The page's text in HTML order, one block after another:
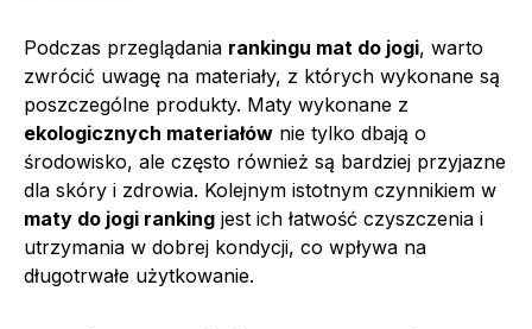
Podczas przeglądania rankingu mat do jogi, warto
zwrócić uwagę na materiały, z których wykonane są
poszczególne produkty. Maty wykonane z
ekologicznych materiałów nie tylko dbają o
środowisko, ale często również są bardziej przyjazne
dla skóry i zdrowia. Kolejnym istotnym czynnikiem w
maty do jogi ranking jest ich łatwość czyszczenia i
utrzymania w dobrej kondycji, co wpływa na
długotrwałe użytkowanie.